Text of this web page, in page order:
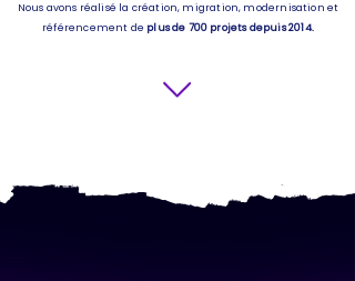
Nous avons réalisé la création, migration, modernisation et
référencement de plus de 700 projets depuis 2014.